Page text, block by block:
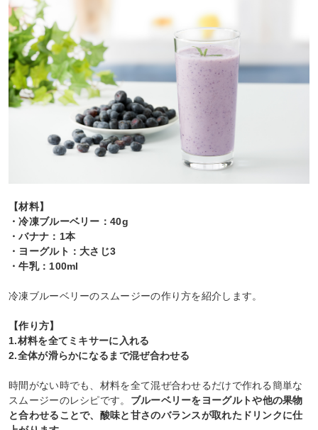
【材料】
・冷凍ブルーベリー：40g
・バナナ：1本
・ヨーグルト：大さじ3
・牛乳：100ml
冷凍ブルーベリーのスムージーの作り方を紹介します。
【作り方】
1.材料を全てミキサーに入れる
2.全体が滑らかになるまで混ぜ合わせる
時間がない時でも、材料を全て混ぜ合わせるだけで作れる簡単な
スムージーのレシピです。 ブルーベリーをヨーグルトや他の果物
と合わせることで、酸味と甘さのバランスが取れたドリンクに仕